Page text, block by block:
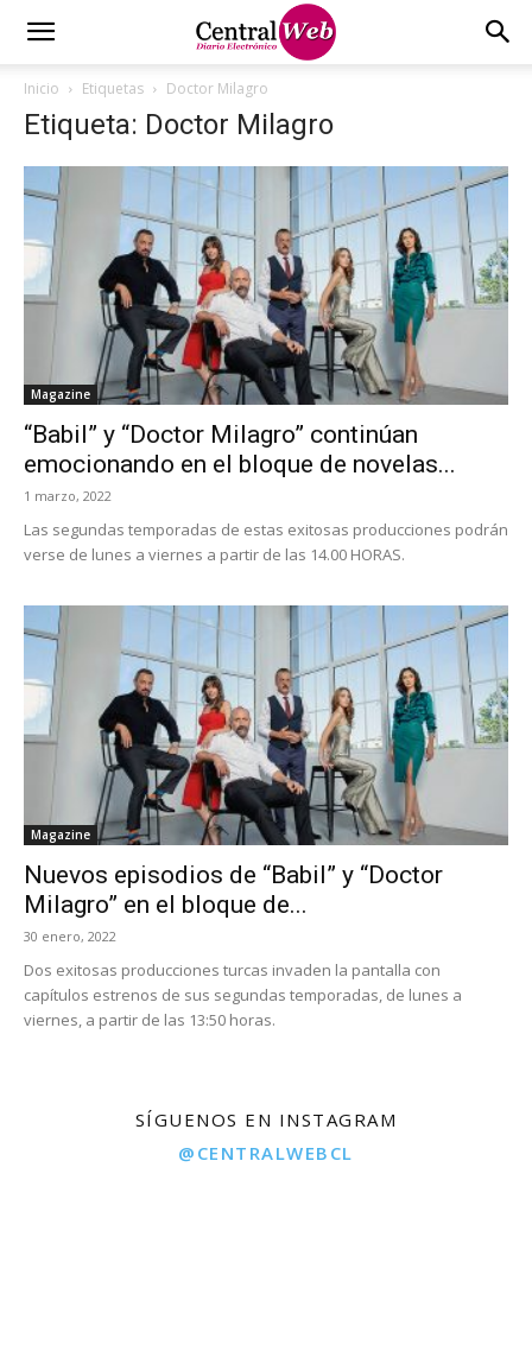
Inicio Etiquetas Doctor Milagro
Etiqueta: Doctor Milagro
Magazine
“Babil” y “Doctor Milagro” continúan
emocionando en el bloque de novelas...
1 marzo, 2022
Las segundas temporadas de estas exitosas producciones podrán
verse de lunes a viernes a partir de las 14.00 HORAS.
Magazine
Nuevos episodios de “Babil” y “Doctor
Milagro” en el bloque de...
30 enero, 2022
Dos exitosas producciones turcas invaden la pantalla con
capítulos estrenos de sus segundas temporadas, de lunes a
viernes, a partir de las 13:50 horas.
SÍGUENOS EN INSTAGRAM
@CENTRALWEBCL